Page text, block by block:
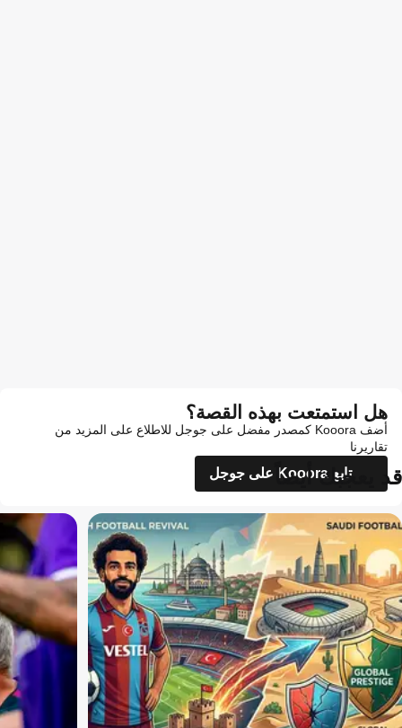
هل استمتعت بهذه القصة؟
أضف Kooora كمصدر مفضل على جوجل للاطلاع على المزيد من
تقاريرنا
تابع Kooora على جوجل
قد يعجبك أيضاً